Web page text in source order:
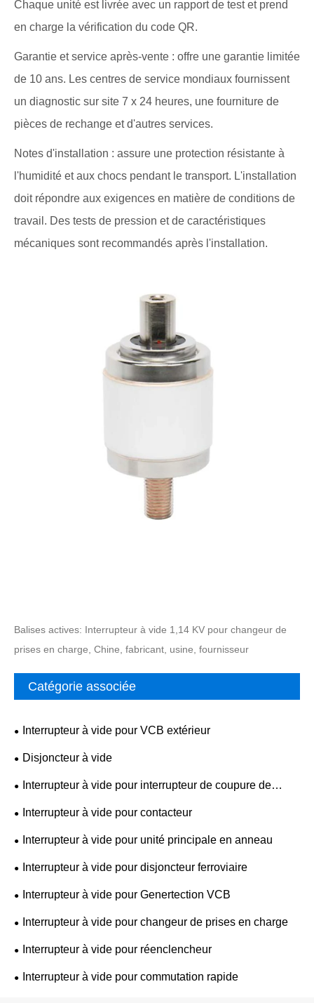
Chaque unité est livrée avec un rapport de test et prend
en charge la vérification du code QR.
Garantie et service après-vente : offre une garantie limitée
de 10 ans. Les centres de service mondiaux fournissent
un diagnostic sur site 7 x 24 heures, une fourniture de
pièces de rechange et d'autres services.
Notes d'installation : assure une protection résistante à
l'humidité et aux chocs pendant le transport. L'installation
doit répondre aux exigences en matière de conditions de
travail. Des tests de pression et de caractéristiques
mécaniques sont recommandés après l'installation.
Balises actives: Interrupteur à vide 1,14 KV pour changeur de
prises en charge, Chine, fabricant, usine, fournisseur
Catégorie associée
Interrupteur à vide pour VCB extérieur
Disjoncteur à vide
Interrupteur à vide pour interrupteur de coupure de
charge
Interrupteur à vide pour contacteur
Interrupteur à vide pour unité principale en anneau
Interrupteur à vide pour disjoncteur ferroviaire
Interrupteur à vide pour Genertection VCB
Interrupteur à vide pour changeur de prises en charge
Interrupteur à vide pour réenclencheur
Interrupteur à vide pour commutation rapide